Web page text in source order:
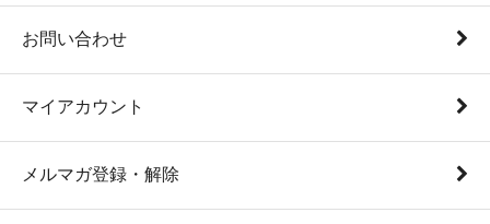
お問い合わせ
マイアカウント
メルマガ登録・解除